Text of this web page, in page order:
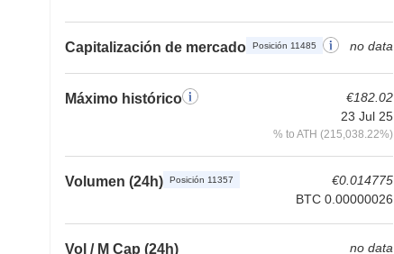
Capitalización de mercado Posición 11485 no data
Máximo histórico
€182.02
23 Jul 25
% to ATH (215,038.22%)
Volumen (24h) Posición 11357
€0.014775
BTC 0.00000026
Vol / M Cap (24h) no data